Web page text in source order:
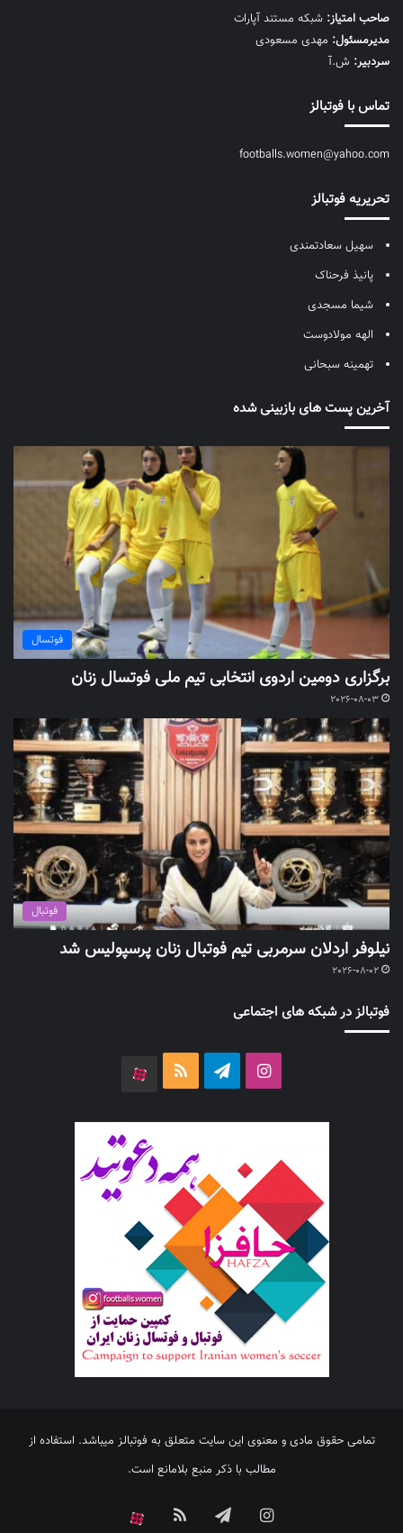
صاحب امتیاز: شبکه مستند آپارات
مديرمسئول: مهدی مسعودی
سردبیر: ش.آ
تماس با فوتبالز
footballs.women@yahoo.com
تحریریه فوتبالز
سهیل سعادتمندی
پانیذ فرحناک
شیما مسجدی
الهه مولادوست
تهمینه سبحانی
آخرین پست های بازبینی شده
فوتسال
برگزاری دومین اردوی انتخابی تیم ملی فوتسال زنان
2026-08-03
فوتبال
نیلوفر اردلان سرمربی تیم فوتبال زنان پرسپولیس شد
2026-08-02
فوتبالز در شبکه های اجتماعی
اینستاگرامتلگرام خوراک
تمامی حقوق مادی و معنوی این سایت متعلق به فوتبالز میباشد. استفاده از
مطالب با ذکر منبع بلامانع است.
اینستاگرامتلگرام خوراک